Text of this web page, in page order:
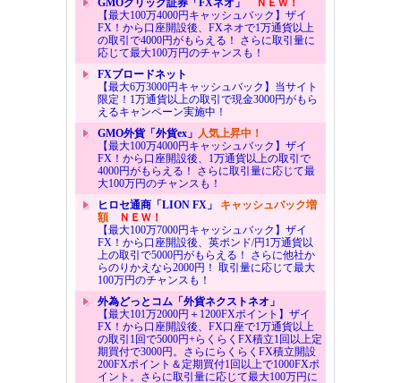
GMOクリック証券「FXネオ」
ＮＥＷ！
【最大100万4000円キャッシュバック】ザイ
FX！から口座開設後、FXネオで1万通貨以上
の取引で4000円がもらえる！ さらに取引量に
応じて最大100万円のチャンスも！
FXブロードネット
【最大6万3000円キャッシュバック】当サイト
限定！1万通貨以上の取引で現金3000円がもら
えるキャンペーン実施中！
GMO外貨「外貨ex」 人気上昇中！
【最大100万4000円キャッシュバック】ザイ
FX！から口座開設後、1万通貨以上の取引で
4000円がもらえる！ さらに取引量に応じて最
大100万円のチャンスも！
ヒロセ通商「LION FX」 キャッシュバック増
額ＮＥＷ！
【最大100万7000円キャッシュバック】ザイ
FX！から口座開設後、英ポンド/円1万通貨以
上の取引で5000円がもらえる！ さらに他社か
らのりかえなら2000円！ 取引量に応じて最大
100万円のチャンスも！
外為どっとコム「外貨ネクストネオ」
【最大101万2000円＋1200FXポイント】ザイ
FX！から口座開設後、FX口座で1万通貨以上
の取引1回で5000円+らくらくFX積立1回以上定
期買付で3000円。さらにらくらくFX積立開設
200FXポイント＆定期買付1回以上で1000FXポ
イント。さらに取引量に応じて最大100万円に